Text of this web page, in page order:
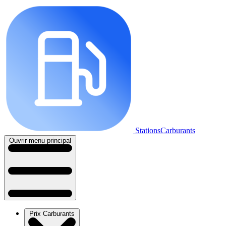
StationsCarburants
Ouvrir menu principal
Prix Carburants